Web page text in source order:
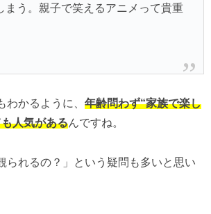
まう。親子で笑えるアニメって貴重
わかるように、 年齢問わず“家族で楽し
人気があるんですね。
られるの？」という疑問も多いと思い